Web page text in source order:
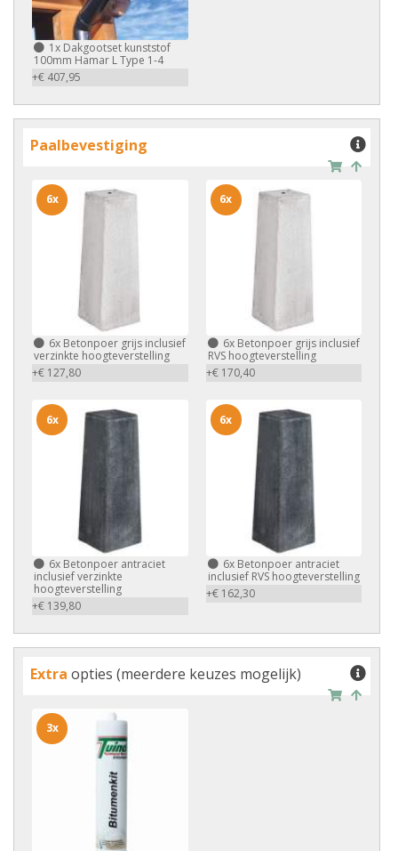
1x Dakgootset kunststof
100mm Hamar L Type 1-4
+€ 407,95
Paalbevestiging
6x Betonpoer grijs inclusief
verzinkte hoogteverstelling
+€ 127,80
6x
6xBetonpoer grijs inclusief
RVS hoogteverstelling
+€ 170,40
6x
6x Betonpoer antraciet
inclusief verzinkte
hoogteverstelling
+€ 139,80
6x
6xBetonpoer antraciet
inclusief RVS hoogteverstelling
+€ 162,30
6x
Extra opties (meerdere keuzes mogelijk)
3x